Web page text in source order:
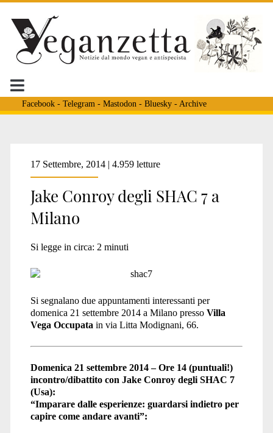
Facebook- Telegram - Mastodon - Bluesky- Archive
Tag:
<span>farro
fuoco</span>
17 Settembre, 2014 | 4.959 letture
Jake Conroy degli SHAC 7 a
Milano
Si legge in circa: 2 minuti
Si segnalano due appuntamenti interessanti per
domenica 21 settembre 2014 a Milano presso Villa
Vega Occupata in via Litta Modignani, 66.
Domenica 21 settembre 2014 – Ore 14 (puntuali!)
incontro/dibattito con Jake Conroy degli SHAC 7
(Usa):
“Imparare dalle esperienze: guardarsi indietro per
capire come andare avanti”: